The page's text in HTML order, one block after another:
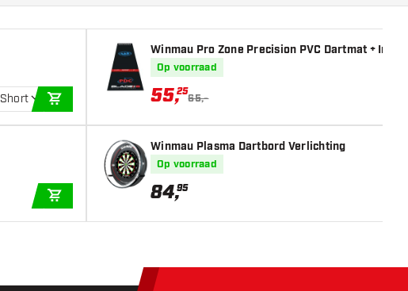
Short
Winmau Pro Zone Precision PVC Dartmat +
Op voorraad
55,25
65,-
Winmau Plasma Dartbord Verlichting
Op voorraad
84,95